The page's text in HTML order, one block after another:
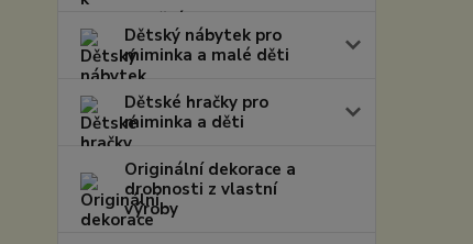
Dětský nábytek pro
miminka a malé děti
Dětské hračky pro
miminka a děti
Originální dekorace a
drobnosti z vlastní
výroby